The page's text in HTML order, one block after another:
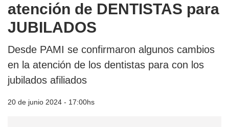
atención de DENTISTAS para
JUBILADOS
Desde PAMI se confirmaron algunos cambios
en la atención de los dentistas para con los
jubilados afiliados
20 de junio 2024 - 17:00hs